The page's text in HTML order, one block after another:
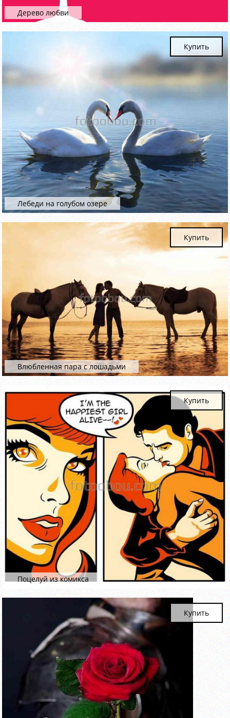
Дерево любви
Лебеди на голубом озере
Купить
Влюбленная пара с лошадьми
Купить
Поцелуй из комикса
Купить
Купить